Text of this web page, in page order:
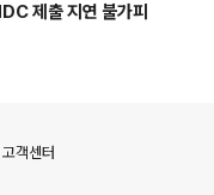
제출 지연 불가피
고객센터